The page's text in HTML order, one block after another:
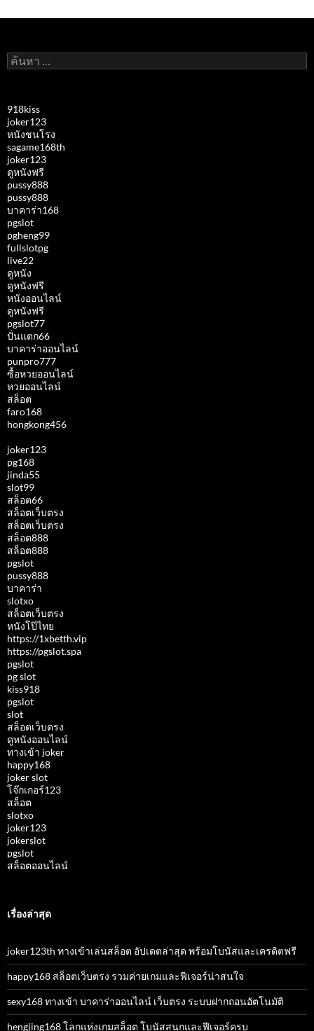
ค้นหา
สำหรับ:
918kiss
joker123
หนังชนโรง
sagame168th
joker123
ดูหนังฟรี
pussy888
pussy888
บาคาร่า168
pgslot
pgheng99
fullslotpg
live22
ดูหนัง
ดูหนังฟรี
หนังออนไลน์
ดูหนังฟรี
pgslot77
ปั่นแตก66
บาคาร่าออนไลน์
punpro777
ซื้อหวยออนไลน์
หวยออนไลน์
สล็อต
faro168
hongkong456
joker123
pg168
jinda55
slot99
สล็อต66
สล็อตเว็บตรง
สล็อตเว็บตรง
สล็อต888
สล็อต888
pgslot
pussy888
บาคาร่า
slotxo
สล็อตเว็บตรง
หนังโป๊ไทย
https://1xbetth.vip
https://pgslot.spa
pgslot
pg slot
kiss918
pgslot
slot
สล็อตเว็บตรง
ดูหนังออนไลน์
ทางเข้า joker
happy168
joker slot
โจ๊กเกอร์123
สล็อต
slotxo
joker123
jokerslot
pgslot
สล็อตออนไลน์
เรื่องล่าสุด
joker123th ทางเข้าเล่นสล็อต อัปเดตล่าสุด พร้อมโบนัสและเครดิตฟรี
happy168 สล็อตเว็บตรง รวมค่ายเกมและฟีเจอร์น่าสนใจ
sexy168 ทางเข้า บาคาร่าออนไลน์ เว็บตรง ระบบฝากถอนอัตโนมัติ
hengjing168 โลกแห่งเกมสล็อต โบนัสสนุกและฟีเจอร์ครบ